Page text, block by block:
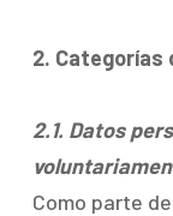
2.
2.1. Datos
Como parte